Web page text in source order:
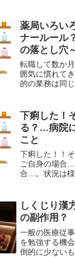
薬局いろい
ナールール
の落とし穴
転職して数か
囲気に慣れて
的の業務は同
す。そして、
渡しを避ける
下痢した！
る？…病院
こと
下痢した！！
ご自身の場合
合…。状況は
痢してました
…整腸剤だけ
しくじり
の副作用？
一般の医療従
を勉強する機
倒的に少ない